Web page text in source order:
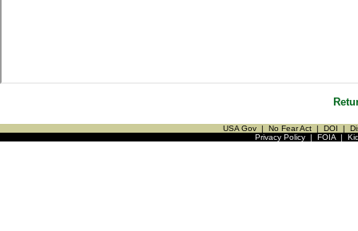
USA Gov | No Fear Act | DOI |
Privacy Policy| FOIA|